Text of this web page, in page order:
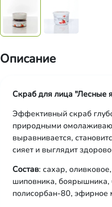
Описание
Скраб для лица "Лесные
Эффективный скраб
природными
выравнивается,
сияет и выглядит
Состав: сахар,
шиповника, боярышника,
полисорбан-80,